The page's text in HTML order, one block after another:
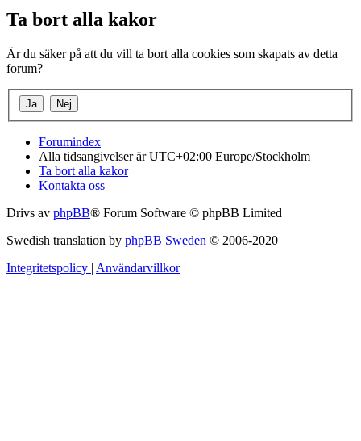
Ta bort alla kakor
Är du säker på att du vill ta bort alla cookies som skapats av detta
forum?
Forumindex
Alla tidsangivelser är UTC+02:00 Europe/Stockholm
Ta bort alla kakor
Kontakta oss
Drivs av phpBB® Forum Software © phpBB Limited
Swedish translation by phpBB Sweden © 2006-2020
Integritetspolicy | Användarvillkor